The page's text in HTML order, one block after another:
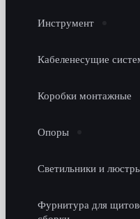
Инструмент
Кабеленесущие
Коробки монтажные
Опоры
Светильники и
Фурнитура для